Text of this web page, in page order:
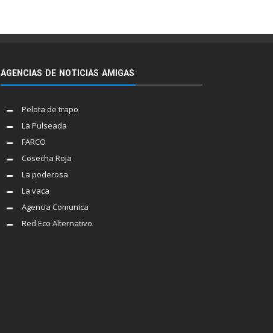
AGENCIAS DE NOTICIAS AMIGAS
Pelota de trapo
La Pulseada
FARCO
Cosecha Roja
La poderosa
La vaca
Agencia Comunica
Red Eco Alternativo